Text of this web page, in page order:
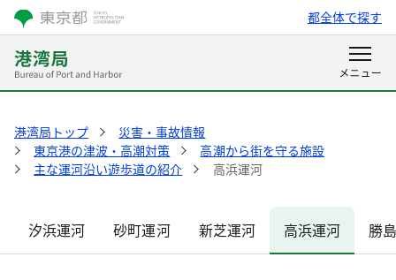
都全体で探す
港湾局トップ
災害・事故情報
東京港の津波・高潮対策
高潮から街を守る施設
主な運河沿い遊歩道の紹介
高浜運河
汐浜運河 砂町運河 新芝運河 高浜運河 勝